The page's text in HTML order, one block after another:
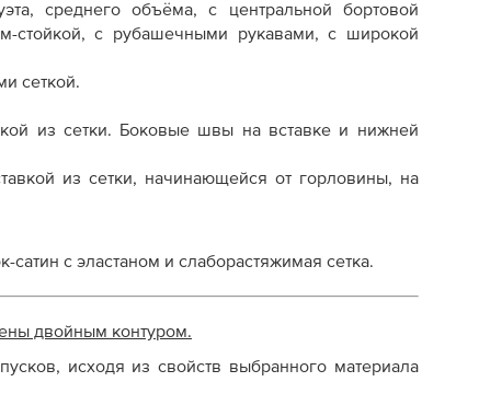
среднего объёма, с центральной бортовой
стойкой, с рубашечными рукавами, с широкой
сеткой.
из сетки. Боковые швы на вставке и нижней
из сетки, начинающейся от горловины, на
с эластаном и слаборастяжимая сетка.
двойным контуром.
исходя из свойств выбранного материала